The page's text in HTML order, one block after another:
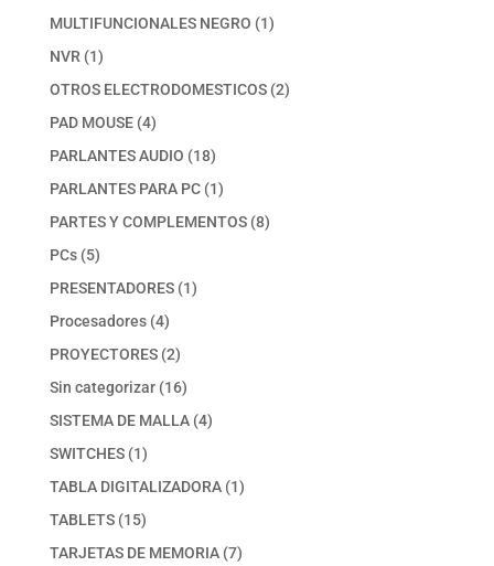
productos
MULTIFUNCIONALES NEGRO 11
NVR 11
producto
OTROS ELECTRODOMESTICOS 22
PAD MOUSE 44
productos
PARLANTES AUDIO 1818
productos
PARLANTES PARA PC 11
producto
PARTES Y COMPLEMENTOS 88
PCs 55
productos
PRESENTADORES 11
Procesadores 44
productos
PROYECTORES 22
productos
Sin categorizar 1616
productos
SISTEMA DE MALLA 44
SWITCHES 11
producto
TABLA DIGITALIZADORA 11
TABLETS 1515
productos
TARJETAS DE MEMORIA 77